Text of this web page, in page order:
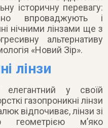
історичну перевагу:
впроваджують і
нічними лінзами ще з
альтернативу
«Новий Зір».
лінзи
елегантний у своїй
газопроникні лінзи
відпочиває, лінзи зі
геометрією м’яко